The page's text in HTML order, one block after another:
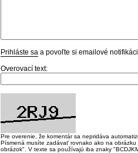
Prihláste sa a povoľte si emailové
Overovací text:
Pre overenie, že komentár sa nepridáva
Písmená musíte zadávať rovnako ako na
obrázok". V texte sa používajú iba znaky